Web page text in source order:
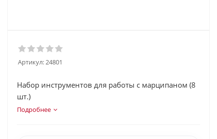
Артикул:24801
Набор инструментов для работы с марципаном (8
шт.)
Подробнее